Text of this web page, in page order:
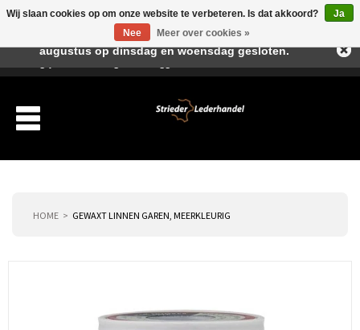
HOME GEWAXT LINNEN GAREN, MEERKLEURIG
Wij slaan cookies op om onze website te verbeteren. Is dat akkoord?
Ja
Nee
Meer over cookies »
Beste klant, I.v.m. de vakantieperiode zijn wij in juli en
augustus op dinsdag en woensdag gesloten.